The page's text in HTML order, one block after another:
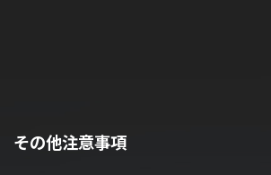
その他注意事項